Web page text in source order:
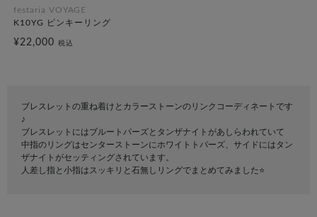
festaria VOYAGE
K10YG ピンキーリング
¥22,000 税込
ブレスレットの重ね着けとカラーストーンのリンクコーディネートです
♪
ブレスレットにはブルートパーズとタンザナイトがあしらわれていて
中指のリングはセンターストーンにホワイトトパーズ、サイドにはタン
ザナイトがセッティングされています。
人差し指と小指はスッキリと石無しリングでまとめてみました⭐️